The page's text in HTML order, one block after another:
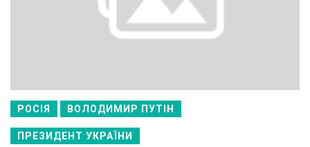
РОСІЯ ВОЛОДИМИР ПУТІН
ПРЕЗИДЕНТ УКРАЇНИ